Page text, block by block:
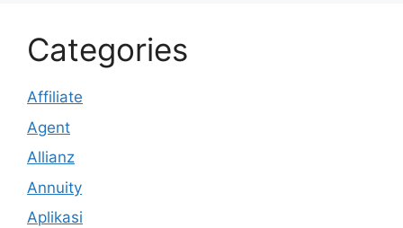
Categories
Affiliate
Agent
Allianz
Annuity
Aplikasi